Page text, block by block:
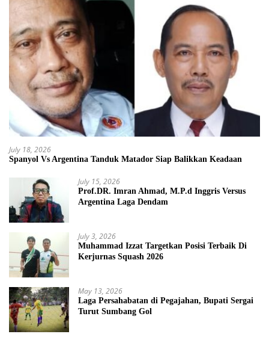
July 18, 2026
Spanyol Vs Argentina Tanduk Matador Siap Balikkan Keadaan
July 15, 2026
Prof.DR. Imran Ahmad, M.P.d Inggris Versus
Argentina Laga Dendam
July 3, 2026
Muhammad Izzat Targetkan Posisi Terbaik Di
Kerjurnas Squash 2026
May 13, 2026
Laga Persahabatan di Pegajahan, Bupati Sergai
Turut Sumbang Gol